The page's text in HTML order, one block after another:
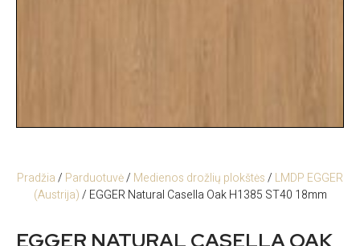
Pradžia/ Parduotuvė/ Medienos drožlių plokštės/ LMDP EGGER
(Austrija)/ EGGER Natural Casella Oak H1385 ST40 18mm